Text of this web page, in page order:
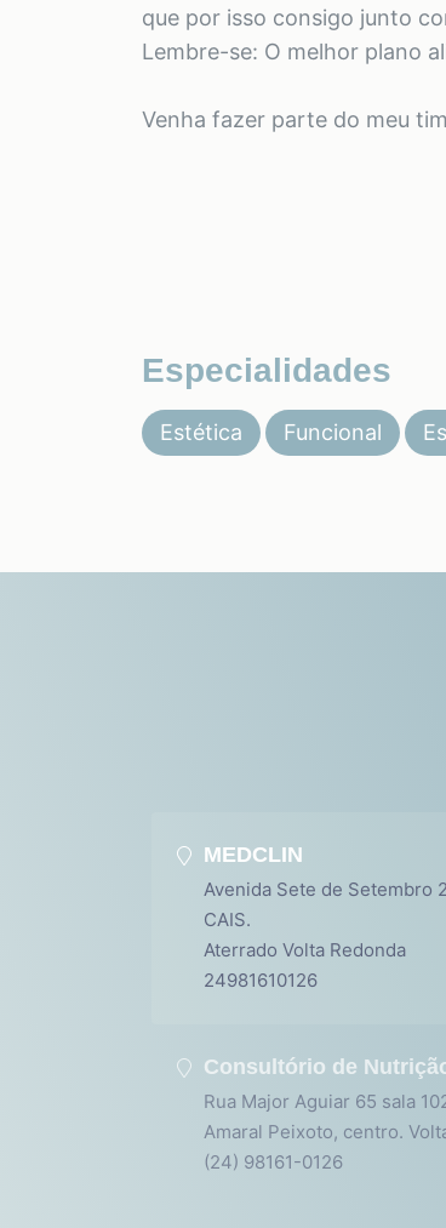
que por isso consigo junto
Lembre-se: O melhor plano
Venha fazer parte do meu
Especialidades
Estética Funcional
MEDCLIN
Avenida Sete de Setembro
CAIS.
Aterrado Volta Redonda
24981610126
Consultório de
Rua Major Aguiar 65 sala
Amaral Peixoto, centro.
(24) 98161-0126